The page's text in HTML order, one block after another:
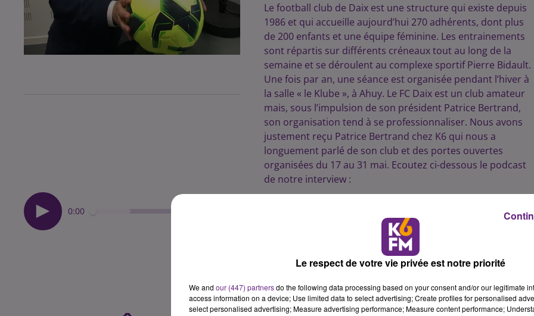
Le football club de Daix est une structure qui existe depuis
1986 et qui accueille aujourd’hui 270 adhérents, dont plus
de 200 enfants et une équipe féminine. Les entrainements
sont répartis sur différents créneaux tout au long de la
semaine et se déroulent au complexe sportif Pierre Bidault.
Une fois par an, une séance est organisée pendant l’hiver à
la salle « le Klube », à Ahuy. Le FC Daix est un club amateur
mais, sous l’impulsion de son président Patrice Bertrand,
son organisation tend à se professionnaliser. Nous avons
justement reçu Patrice Bertrand chez K6 qui nous a
longuement parlé de son club et des portes ouvertes
organisées du 17 au 31 mai. Ecoutez ci-dessous le podcast
de notre interview :
0:00 8 min 5
Le respect de votre vie privée est notre priorité
We and our (447) partnersdo the following data processing based on your consent and/or our legitimate
access information on a device; Use limited data to select advertising; Create profiles for personalised
select personalised advertising; Measure advertising performance; Measure content performance;